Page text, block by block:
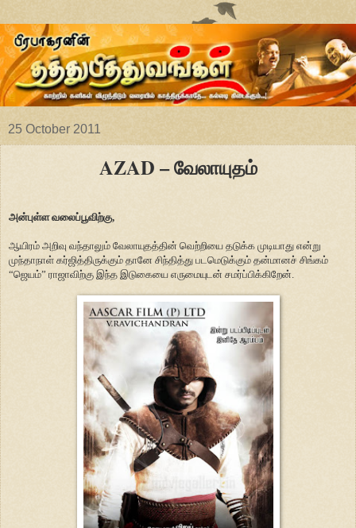
25 October 2011
AZAD – வேலாயுதம்
அன்புள்ள வலைப்பூவிற்கு,
ஆயிரம் அறிவு வந்தாலும் வேலாயுதத்தின் வெற்றியை தடுக்க முடியாது என்று
முந்தாநாள் கர்ஜித்திருக்கும் தானே சிந்தித்து படமெடுக்கும் தன்மானச் சிங்கம்
“ஜெயம்” ராஜாவிற்கு இந்த இடுகையை எருமையுடன் சமர்ப்பிக்கிறேன்.